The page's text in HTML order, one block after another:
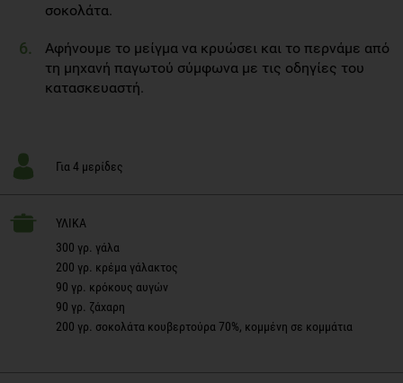
σοκολάτα.
Αφήνουμε το μείγμα να κρυώσει και το περνάμε από
τη μηχανή παγωτού σύμφωνα με τις οδηγίες του
κατασκευαστή.
Για 4 μερίδες
ΥΛΙΚΑ
300 γρ. γάλα
200 γρ. κρέμα γάλακτος
90 γρ. κρόκους αυγών
90 γρ. ζάχαρη
200 γρ. σοκολάτα κουβερτούρα 70%, κομμένη σε κομμάτια